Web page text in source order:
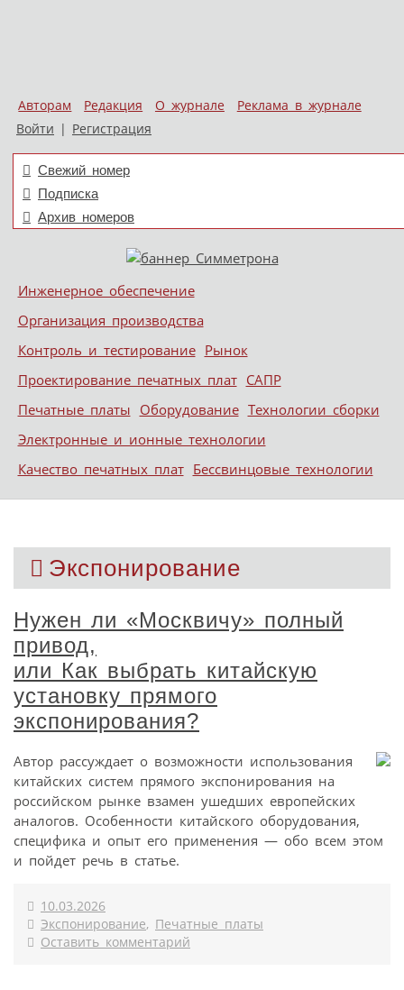
Авторам Редакция О журнале
Реклама в журнале
Войти | Регистрация
Свежий номер
Подписка
Архив номеров
Меню
Skip to content
Инженерное обеспечение
Организация производства
Контроль и тестирование Рынок
Проектирование печатных плат САПР
Печатные платы Оборудование Технологии сборки
Электронные и ионные технологии
Качество печатных плат Бессвинцовые технологии
Экспонирование
Нужен ли «Москвичу» полный
привод,
или Как выбрать китайскую
установку прямого
экспонирования?
Автор рассуждает о возможности использования
китайских систем прямого экспонирования на
российском рынке взамен ушедших европейских
аналогов. Особенности китайского оборудования,
специфика и опыт его применения — обо всем этом
и пойдет речь в статье.
10.03.2026
Экспонирование, Печатные платы
Оставить комментарий